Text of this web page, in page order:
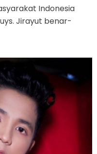
Indonesia
Jirayut benar-